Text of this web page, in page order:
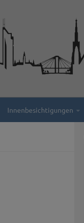
Innenbesichtigungen